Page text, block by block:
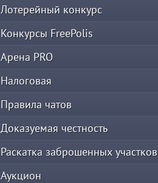
Лотерейный конкурс
Конкурсы FreePolis
Арена PRO
Налоговая
Правила чатов
Доказуемая честность
Раскатка заброшенных участков
Аукцион